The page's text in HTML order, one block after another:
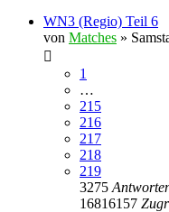
WN3 (Regio) Teil 6
von Matches »
1
…
215
216
217
218
219
3275
16816157